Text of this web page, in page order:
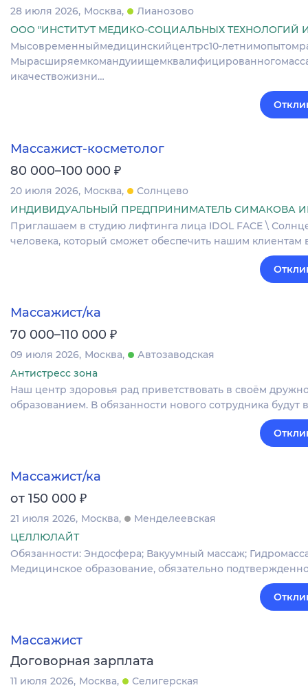
28 июля 2026 Москва
Лианозово
ООО "ИНСТИТУТ МЕДИКО-СОЦИАЛЬНЫХ ТЕХНОЛОГИЙ
икачествожизни…
Массажист-косметолог
80 000–100 000 ₽
20 июля 2026 Москва
Солнцево
ИНДИВИДУАЛЬНЫЙ ПРЕДПРИНИМАТЕЛЬ СИМАКОВА
Приглашаем в студию лифтинга лица IDOL FACE \
человека, который сможет обеспечить нашим
Массажист/ка
70 000–110 000 ₽
09 июля 2026 Москва
Автозаводская
Антистресс зона
Наш центр здоровья рад приветствовать в своём
образованием. В обязанности нового сотрудника
Массажист/ка
от 150 000 ₽
21 июля 2026 Москва
Менделеевская
ЦЕЛЛЮЛАЙТ
Обязанности: Эндосфера; Вакуумный массаж;
Медицинское образование, обязательно
Массажист
Договорная зарплата
11 июля 2026 Москва
Селигерская